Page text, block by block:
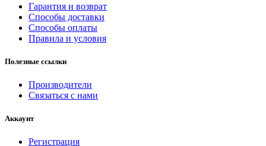
Гарантия и возврат
Способы доставки
Способы оплаты
Правила и условия
Полезные ссылки
Производители
Связаться с нами
Аккаунт
Регистрация